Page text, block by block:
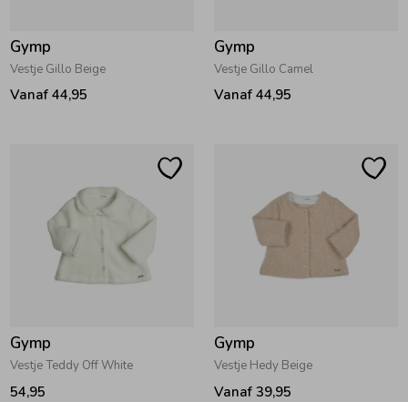
Beenmode
Rompers
Regenkleding &-laarzen
Zomeraccessoires
Beenmode
Gymp
Vestje Gillo Beige
Vanaf 44,95
Gymp
Vestje Gillo Camel
Vanaf 44,95
Gymp
Vestje Teddy Off White
54,95
Gymp
Vestje Hedy Beige
Vanaf 39,95